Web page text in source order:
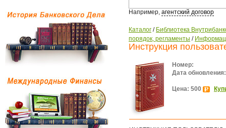
Например, агентский договор
Каталог / Библиотека
порядок, регламенты /
Инструкция
Номер:
Дата обновления:
Цена: 500